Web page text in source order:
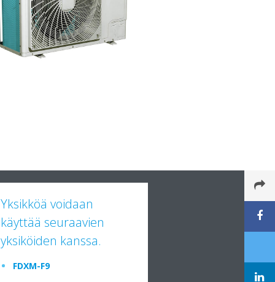
Yksikköä voidaan
käyttää seuraavien
yksiköiden kanssa.
FDXM-F9